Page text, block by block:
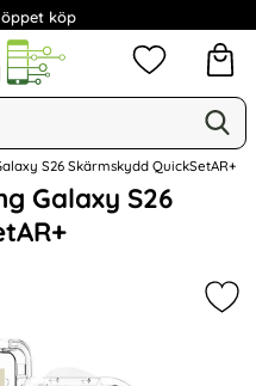
köp
Mina
S26 Skärmskydd QuickSetAR+
Galaxy S26